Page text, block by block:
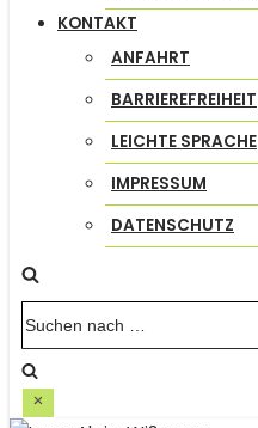
KONTAKT
ANFAHRT
BARRIEREFREIHEIT
LEICHTE SPRACHE
IMPRESSUM
DATENSCHUTZ
Suchen
nach …